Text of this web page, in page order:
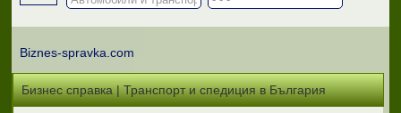
Biznes-spravka.com
Бизнес справка | Транспорт и спедиция в България